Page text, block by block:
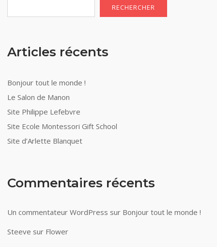
RECHERCHER
Articles récents
Bonjour tout le monde !
Le Salon de Manon
Site Philippe Lefebvre
Site Ecole Montessori Gift School
Site d’Arlette Blanquet
Commentaires récents
Un commentateur WordPress sur Bonjour tout le monde !
Steeve sur Flower